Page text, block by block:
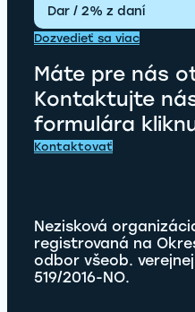
Dar / 2% z daní
Dozvedieť sa viac
Máte pre nás
Kontaktujte
formulára
Kontaktovať
Nezisková
registrovaná na
odbor všeob.
519/2016-NO.